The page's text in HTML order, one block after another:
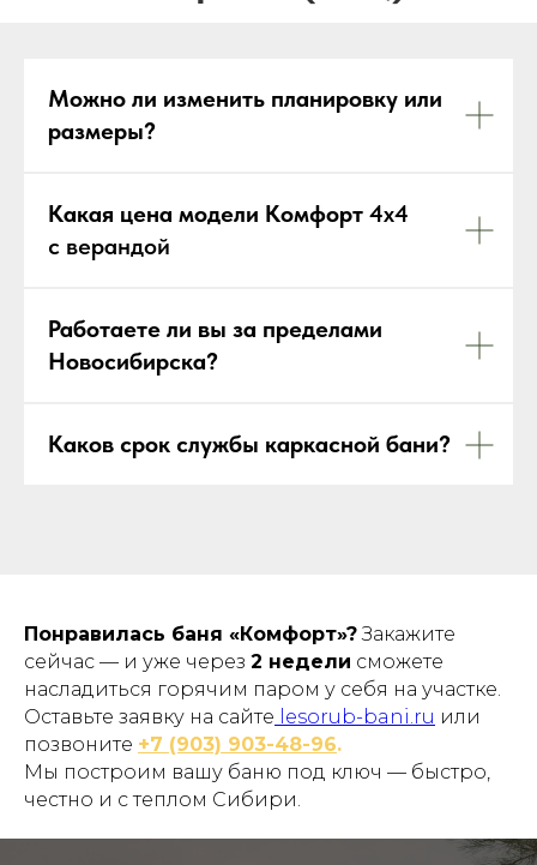
Можно ли изменить планировку или
размеры?
Какая цена модели Комфорт 4х4
с верандой
Работаете ли вы за пределами
Новосибирска?
Каков срок службы каркасной бани?
Понравилась баня «Комфорт»?Закажите
сейчас — и уже через 2 недели сможете
насладиться горячим паром у себя на участке.
Оставьте заявку на сайте lesorub-bani.ru или
позвоните +7 (903) 903-48-96.
Мы построим вашу баню под ключ — быстро,
честно и с теплом Сибири.